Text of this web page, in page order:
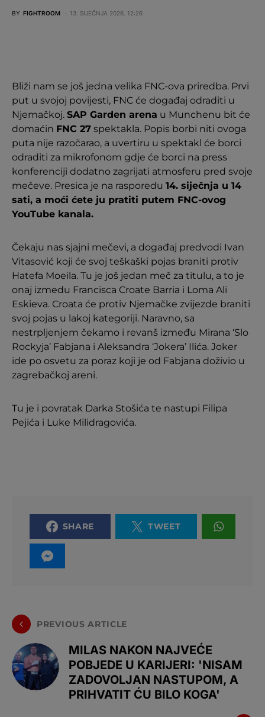
BY FIGHTROOM 13. SIJEČNJA 2026. 12:26
Bliži nam se još jedna velika FNC-ova priredba. Prvi
put u svojoj povijesti, FNC će događaj odraditi u
Njemačkoj. SAP Garden arena u Munchenu bit će
domaćin FNC 27 spektakla. Popis borbi niti ovoga
puta nije razočarao, a uvertiru u spektakl će borci
odraditi za mikrofonom gdje će borci na press
konferenciji dodatno zagrijati atmosferu pred svoje
mečeve. Presica je na rasporedu 14. siječnja u 14
sati, a moći ćete ju pratiti putem FNC-ovog
YouTube kanala.
Čekaju nas sjajni mečevi, a događaj predvodi Ivan
Vitasović koji će svoj teškaški pojas braniti protiv
Hatefa Moeila. Tu je još jedan meč za titulu, a to je
onaj izmedu Francisca Croate Barria i Loma Ali
Eskieva. Croata će protiv Njemačke zvijezde braniti
svoj pojas u lakoj kategoriji. Naravno, sa
nestrpljenjem čekamo i revanš između Mirana ‘Slo
Rockyja’ Fabjana i Aleksandra ‘Jokera’ Ilića. Joker
ide po osvetu za poraz koji je od Fabjana doživio u
zagrebačkoj areni.
Tu je i povratak Darka Stošića te nastupi Filipa
Pejića i Luke Milidragovića.
SHARE TWEET
PREVIOUS ARTICLE
MILAS NAKON NAJVEĆE
POBJEDE U KARIJERI: 'NISAM
ZADOVOLJAN NASTUPOM, A
PRIHVATIT ĆU BILO KOGA'